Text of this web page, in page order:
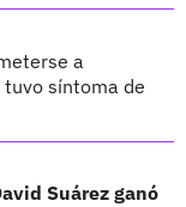
a
síntoma de
Suárez ganó